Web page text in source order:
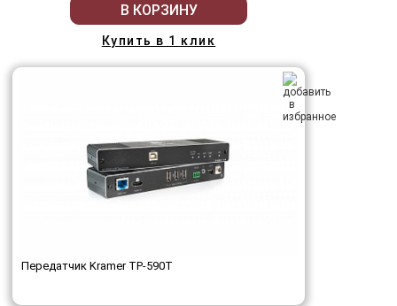
В КОРЗИНУ
Купить в 1 клик
Передатчик Kramer TP-590T